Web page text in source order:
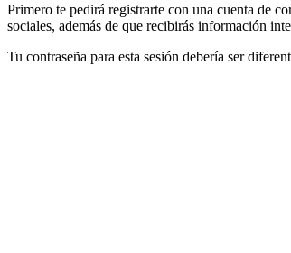
Primero te pedirá registrarte con una cuenta de
sociales, además de que recibirás información
Tu contraseña para esta sesión debería ser